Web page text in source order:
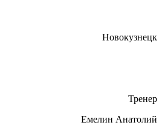
Новокузнецк
Тренер
Емелин Анатолий